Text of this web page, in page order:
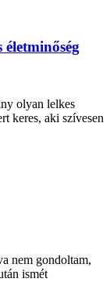
olyan lelkes
keres, aki szívesen
nem gondoltam,
ismét